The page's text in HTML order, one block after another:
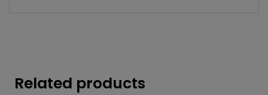
Related products